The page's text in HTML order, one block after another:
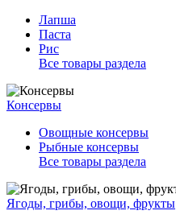
Лапша
Паста
Рис
Все товары раздела
Консервы
Овощные консервы
Рыбные консервы
Все товары раздела
Ягоды, грибы, овощи, фрукты